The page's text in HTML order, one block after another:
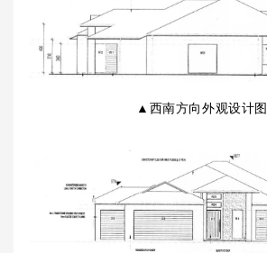
▲西南方向外观设计图